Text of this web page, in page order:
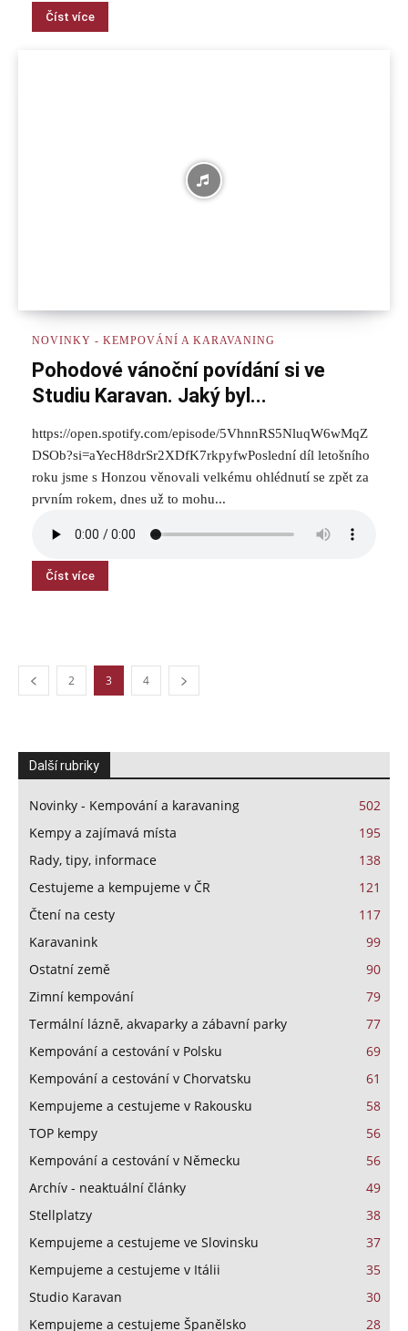
Číst více
NOVINKY - KEMPOVÁNÍ A KARAVANING
Pohodové vánoční povídání si ve
Studiu Karavan. Jaký byl...
https://open.spotify.com/episode/5VhnnRS5NluqW6wMqZ
DSOb?si=aYecH8drSr2XDfK7rkpyfwPoslední díl letošního
roku jsme s Honzou věnovali velkému ohlédnutí se zpět za
prvním rokem, dnes už to mohu...
Číst více
2 3 4
Další rubriky
Novinky - Kempování a karavaning
502
Kempy a zajímavá místa
195
Rady, tipy, informace
138
Cestujeme a kempujeme v ČR
121
Čtení na cesty
117
Karavanink
99
Ostatní země
90
Zimní kempování
79
Termální lázně, akvaparky a zábavní parky
77
Kempování a cestování v Polsku
69
Kempování a cestování v Chorvatsku
61
Kempujeme a cestujeme v Rakousku
58
TOP kempy
56
Kempování a cestování v Německu
56
Archív - neaktuální články
49
Stellplatzy
38
Kempujeme a cestujeme ve Slovinsku
37
Kempujeme a cestujeme v Itálii
35
Studio Karavan
30
Kempujeme a cestujeme Španělsko
28